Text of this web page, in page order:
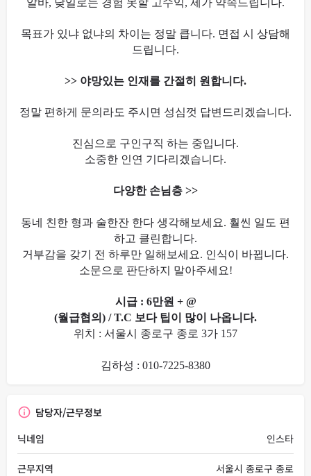
목표가 있냐 없냐의 차이는 정말 큽니다. 면접 시 상담해
드립니다.
>> 야망있는 인재를 간절히 원합니다.
정말 편하게 문의라도 주시면 성심껏 답변드리겠습니다.
진심으로 구인구직 하는 중입니다.
소중한 인연 기다리겠습니다.
다양한 손님층 >>
동네 친한 형과 술한잔 한다 생각해보세요. 훨씬 일도 편
하고 클린합니다.
거부감을 갖기 전 하루만 일해보세요. 인식이 바뀝니다.
소문으로 판단하지 말아주세요!
시급 : 6만원 + @
(월급협의) / T.C 보다 팁이 많이 나옵니다.
위치 : 서울시 종로구 종로 3가 157
김하성 : 010-7225-8380
담당자/근무정보
닉네임
인스타
근무지역 서울시 종로구 종로